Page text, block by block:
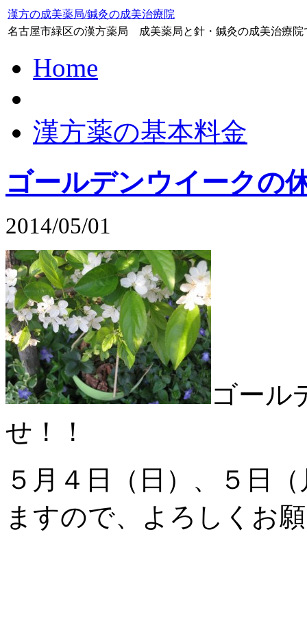
漢方の成美薬局/鍼灸の成美治療院
名古屋市緑区の漢方薬局 成美薬局と針・鍼灸の成美治療院
Home
漢方薬の基本料金
ゴールデンウイークの
2014/05/01
ゴール
せ！！
５月４日（日）、５日
ますので、よろしくお